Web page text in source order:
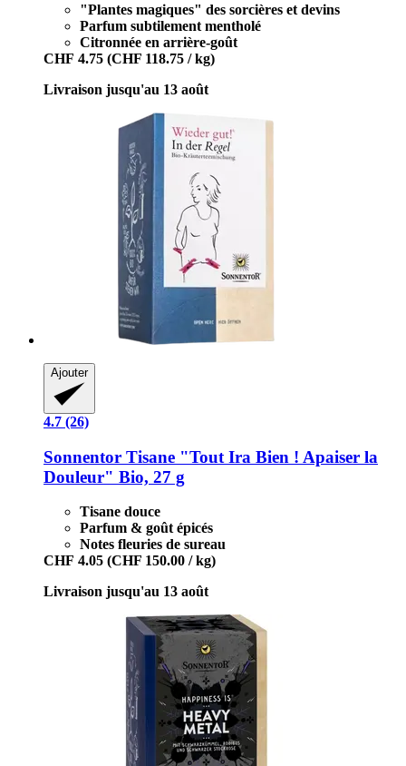
"Plantes magiques" des sorcières et devins
Parfum subtilement mentholé
Citronnée en arrière-goût
CHF 4.75 (CHF 118.75 / kg)
Livraison jusqu'au 13 août
Ajouter
4.7 (26)
Sonnentor Tisane "Tout Ira Bien ! Apaiser la
Douleur" Bio, 27 g
Tisane douce
Parfum & goût épicés
Notes fleuries de sureau
CHF 4.05 (CHF 150.00 / kg)
Livraison jusqu'au 13 août